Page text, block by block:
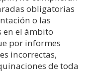
obligatorias
o las
en el ámbito
por informes
incorrectas,
de toda